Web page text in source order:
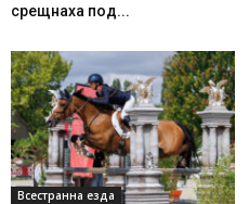
срещнаха под...
Всестранна езда